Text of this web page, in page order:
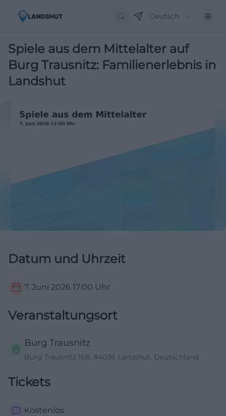
Deutsch
Spiele aus dem Mittelalter auf
Burg Trausnitz: Familienerlebnis in
Landshut
Datum und Uhrzeit
7. Juni 2026 17:00 Uhr
Veranstaltungsort
Burg Trausnitz
Burg Trausnitz 168, 84036 Landshut, Deutschland
Tickets
Kostenlos